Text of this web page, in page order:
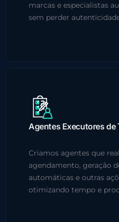
marcas e especialistas
sem perder
Agentes Executores de
Criamos agentes que
agendamento, geração
automáticas e outras
otimizando tempo e